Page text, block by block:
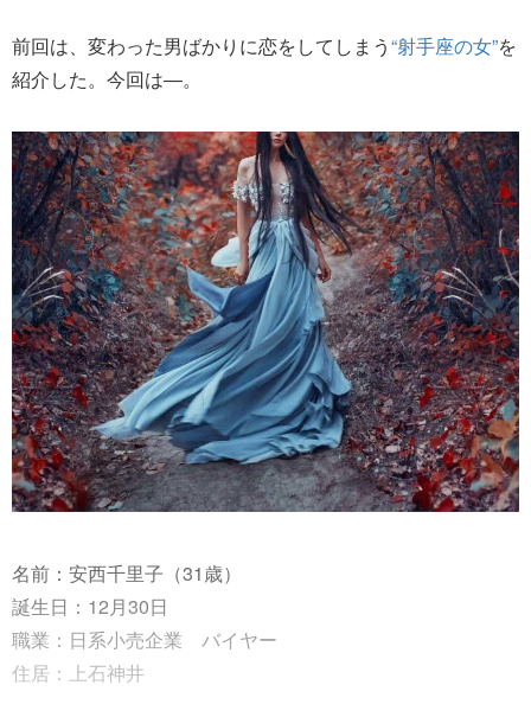
前回は、変わった男ばかりに恋をしてしまう“射手座の女”を
紹介した。今回は―。
名前：安西千里子（31歳）
誕生日：12月30日
職業：日系小売企業 バイヤー
住居：上石神井